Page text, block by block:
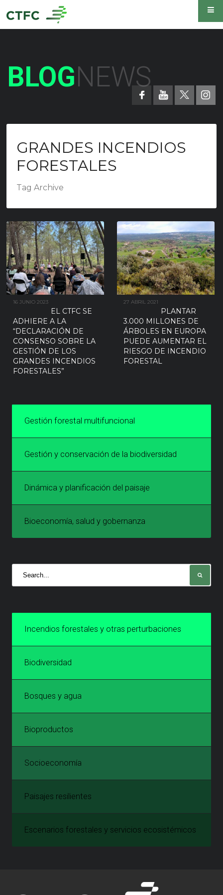
BLOGNEWS
GRANDES INCENDIOS
FORESTALES
Tag Archive
16 JUNIO 2023
EL CTFC SE
ADHIERE A LA
“DECLARACIÓN DE
CONSENSO SOBRE LA
GESTIÓN DE LOS
GRANDES INCENDIOS
FORESTALES”
27 ABRIL 2021
PLANTAR
3.000 MILLONES DE
ÁRBOLES EN EUROPA
PUEDE AUMENTAR EL
RIESGO DE INCENDIO
FORESTAL
Gestión forestal multifuncional
Gestión y conservación de la biodiversidad
Dinámica y planificación del paisaje
Bioeconomía, salud y gobernanza
Incendios forestales y otras perturbaciones
Biodiversidad
Bosques y agua
Bioproductos
Socioeconomía
Paisajes resilientes
Escenarios forestales y servicios ecosistémicos